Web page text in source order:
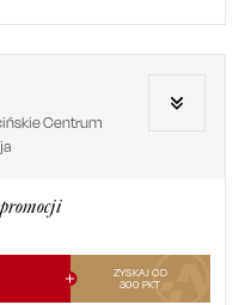
Centrum
ZYSKAJ OD
300 PKT